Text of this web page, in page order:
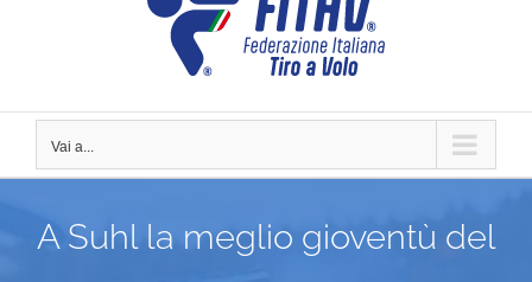
Vai a...
A Suhl la meglio gioventù del